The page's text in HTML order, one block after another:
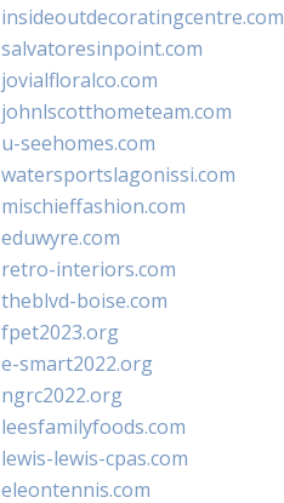
insideoutdecoratingcentre.com
salvatoresinpoint.com
jovialfloralco.com
johnlscotthometeam.com
u-seehomes.com
watersportslagonissi.com
mischieffashion.com
eduwyre.com
retro-interiors.com
theblvd-boise.com
fpet2023.org
e-smart2022.org
ngrc2022.org
leesfamilyfoods.com
lewis-lewis-cpas.com
eleontennis.com